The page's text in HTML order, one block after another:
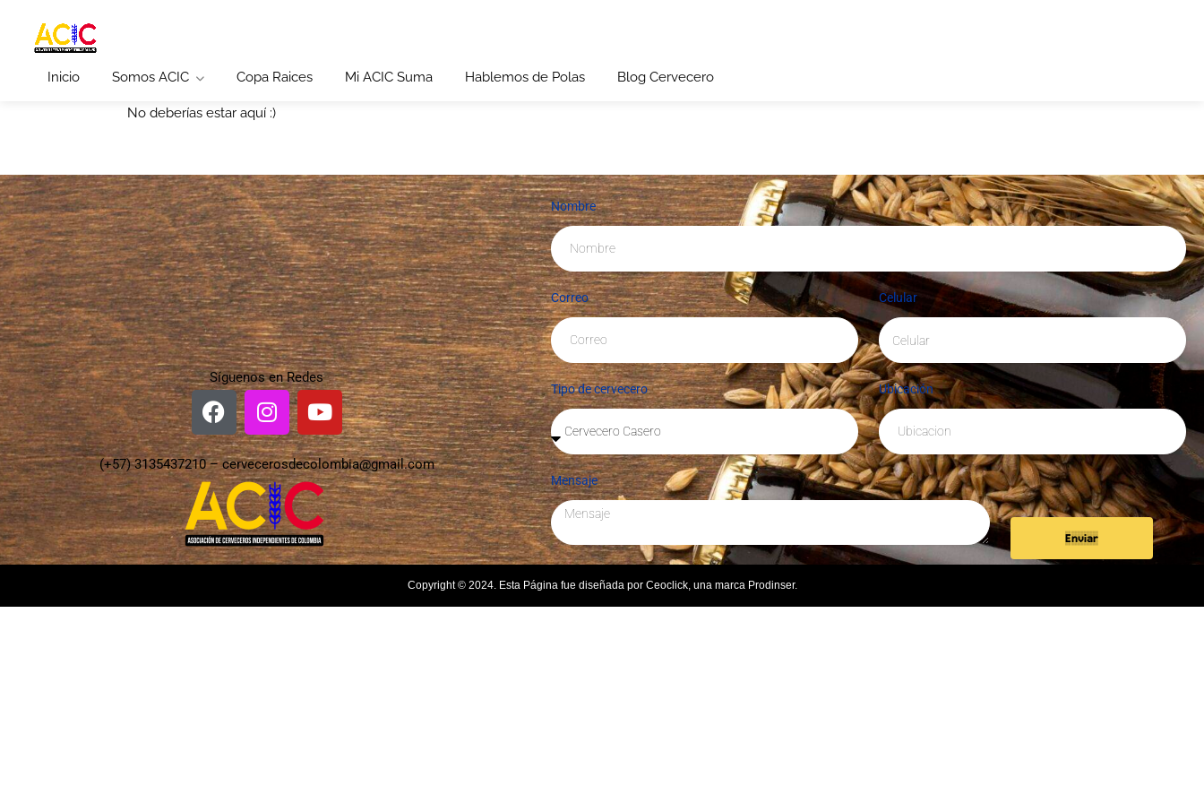
Inicio Somos ACIC Copa Raices Mi ACIC Suma Hablemos de Polas Blog Cervecero
No deberías estar aquí :)
Síguenos en Redes
(+57) 3135437210 –cervecerosdecolombia@gmail.com
Nombre
Correo Celular
Tipo de cervecero Ubicación
Mensaje
Enviar
Copyright © 2024. Esta Página fue diseñada por Ceoclick, una marca Prodinser.